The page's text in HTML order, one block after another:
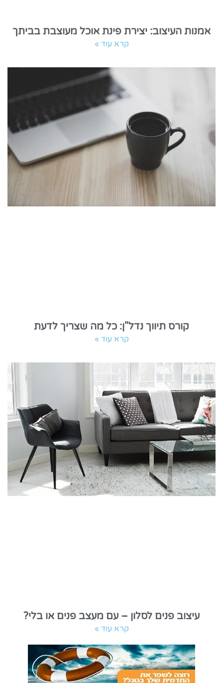
אמנות העיצוב: יצירת פינת אוכל מעוצבת בביתך
קרא עוד »
קורס תיווך נדל"ן: כל מה שצריך לדעת
קרא עוד »
עיצוב פנים לסלון – עם מעצב פנים או בלי?
קרא עוד »